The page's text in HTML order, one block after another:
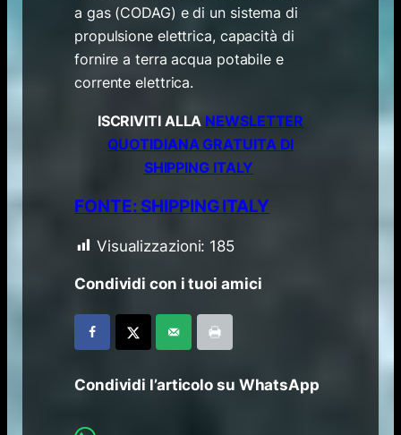
a gas (CODAG) e di un sistema di
propulsione elettrica, capacità di
fornire a terra acqua potabile e
corrente elettrica.
ISCRIVITI ALLA NEWSLETTER
QUOTIDIANA GRATUITA DI
SHIPPING ITALY
FONTE: SHIPPING ITALY
Visualizzazioni: 185
Condividi con i tuoi amici
Condividi l’articolo su WhatsApp